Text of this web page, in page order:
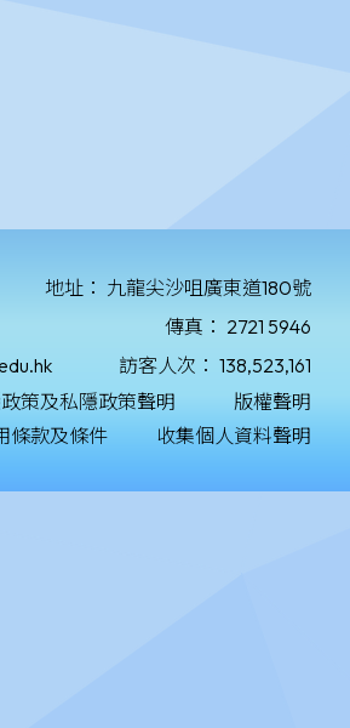
地址： 九龍尖沙咀廣東道180號
傳真： 2721 5946
訪客人次： 138,523,161
策及私隱政策聲明
版權聲明
條款及條件 收集個人資料聲明